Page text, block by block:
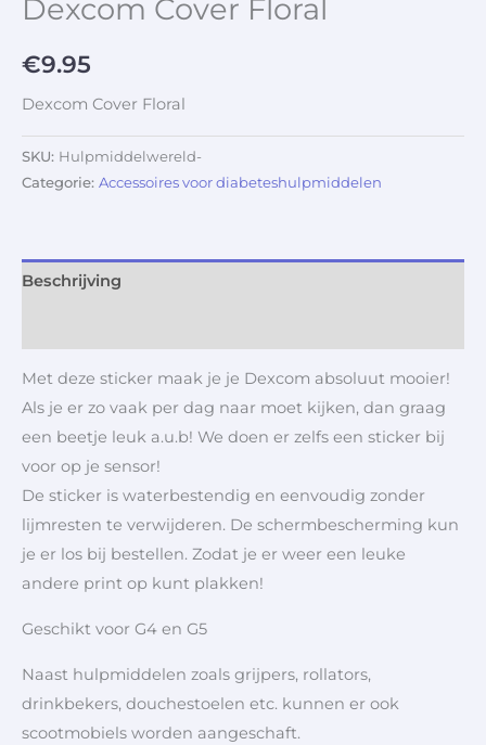
Dexcom Cover Floral
€9.95
Dexcom Cover Floral
SKU: Hulpmiddelwereld-
Categorie: Accessoires voor diabeteshulpmiddelen
Beschrijving
Met deze sticker maak je je Dexcom absoluut mooier!
Als je er zo vaak per dag naar moet kijken, dan graag
een beetje leuk a.u.b! We doen er zelfs een sticker bij
voor op je sensor!
De sticker is waterbestendig en eenvoudig zonder
lijmresten te verwijderen. De schermbescherming kun
je er los bij bestellen. Zodat je er weer een leuke
andere print op kunt plakken!
Geschikt voor G4 en G5
Naast hulpmiddelen zoals grijpers, rollators,
drinkbekers, douchestoelen etc. kunnen er ook
scootmobiels worden aangeschaft.